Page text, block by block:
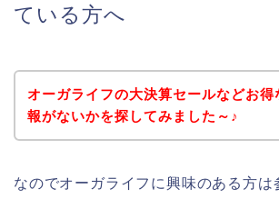
ている方へ
オーガライフの大決算セールなどお得
報がないかを探してみました～♪
なのでオーガライフに興味のある方は